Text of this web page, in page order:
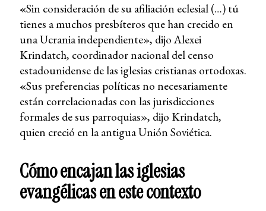
«Sin consideración de su afiliación eclesial (…) tú
tienes a muchos presbíteros que han crecido en
una Ucrania independiente», dijo Alexei
Krindatch, coordinador nacional del censo
estadounidense de las iglesias cristianas ortodoxas.
«Sus preferencias políticas no necesariamente
están correlacionadas con las jurisdicciones
formales de sus parroquias», dijo Krindatch,
quien creció en la antigua Unión Soviética.
Cómo encajan las iglesias
evangélicas en este contexto